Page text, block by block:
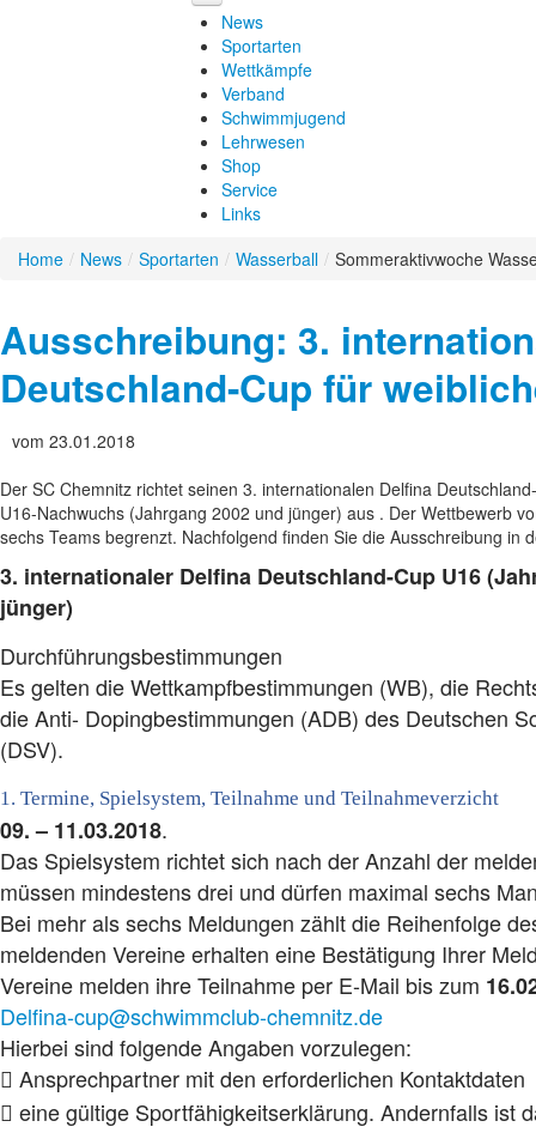
News
Sportarten
Schwimmen
Wasserspringen
Synchronschwimmen
Wasserball
Allgemein
Verband
Schwimmjugend
Lehrwesen
Sportarten
Schwimmen
Fachwart / Fachausschuss
Bestenlisten
Fachwart / Amtliches / Kader
Wasserspringen
Fachwart / Fachausschuss
Synchronschwimmen
Fachwart / Fachausschuss
Wasserball
Talentsichtung
Masters
SchwimmWelten
SchwimmWelten
Wettkämpfe
Schwimmen
Wasserspringen
Synchronschwimmen
Wasserball
Masters
Verband
Bezirk
Wer sind wir
Geschäftsstelle
Präsidium
Vorstand
Schutz vor sexualisierter Gewalt
Schwimmjugend
Landesjugendvorstand
Jugendordnung
Jugendtage
Veranstaltungen
Lehrwesen
Aus- und Fortbildung
Anmeldung Lehrgänge
Shop
Service
Formulare DSV
Stellenbörse
Yolawo Buchungssystem
Sport Auto Plus
Links
DSV/Landesschwimmverband
Schwimmvereine Bezirk
Sportschulen
Sächsische Wasserballvereine
Home / News / Sportarten / Wasserball / Sommeraktivwoche
Ausschreibung: 3.
Deutschland-Cup für
vom 23.01.2018
Der SC Chemnitz richtet seinen 3. internationalen Delfina
U16-Nachwuchs (Jahrgang 2002 und jünger) aus . Der Wettbewerb
sechs Teams begrenzt. Nachfolgend finden Sie die Ausschreibung in
3. internationaler Delfina Deutschland-Cup U16
jünger)
Durchführungsbestimmungen
Es gelten die Wettkampfbestimmungen (WB), die
die Anti- Dopingbestimmungen (ADB) des Deutschen
(DSV).
1. Termine, Spielsystem, Teilnahme und Teilnahmeverzicht
09. – 11.03.2018.
Das Spielsystem richtet sich nach der Anzahl der
müssen mindestens drei und dürfen maximal sechs
Bei mehr als sechs Meldungen zählt die Reihenfolge
meldenden Vereine erhalten eine Bestätigung Ihrer
Vereine melden ihre Teilnahme per E-Mail bis zum
Delfina-cup@schwimmclub-chemnitz.de
Hierbei sind folgende Angaben vorzulegen:
 Ansprechpartner mit den erforderlichen Kontaktdaten
 eine gültige Sportfähigkeitserklärung. Andernfalls ist